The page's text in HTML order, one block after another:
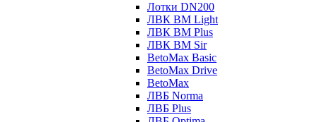
Лотки DN200
ЛВК ВМ Light
ЛВК ВМ Plus
ЛВК ВМ Sir
BetoMax Basic
BetoMax Drive
BetoMax
ЛВБ Norma
ЛВБ Plus